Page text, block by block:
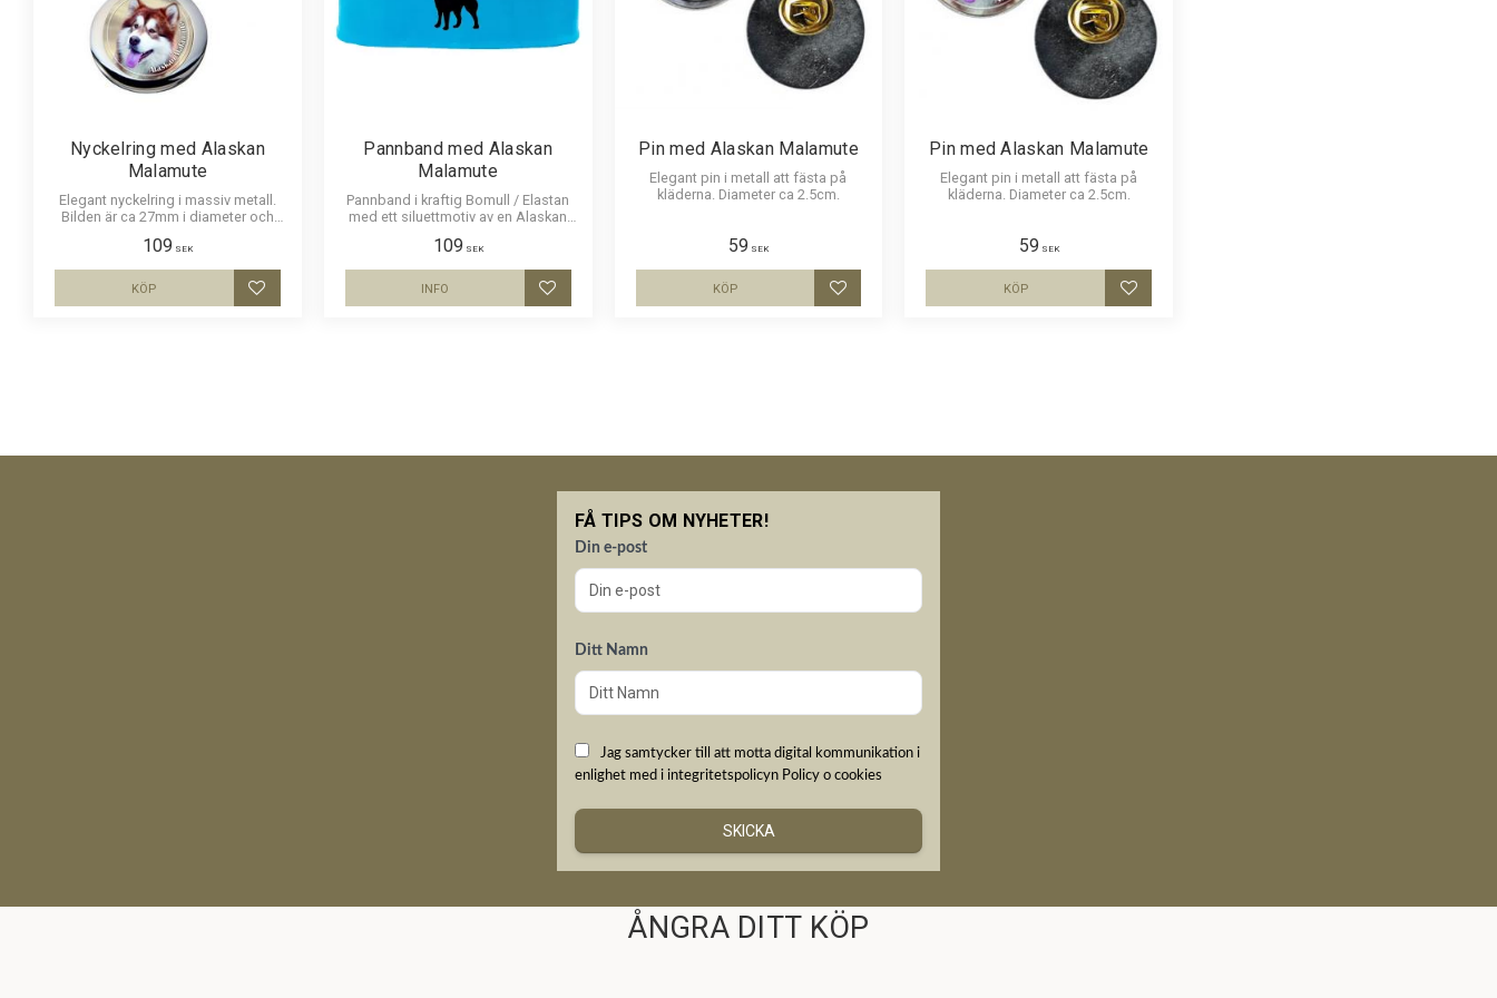
Nyckelring med Alaskan
Malamute
Elegant nyckelring i massiv metall.
Bilden är ca 27mm i diameter och
ett uttryck av djup i bilden.
109 SEK
Lägg till i favoriter
KÖP
Pannband med Alaskan
Malamute
Pannband i kraftig Bomull / Elastan
med ett siluettmotiv av en Alaskan
109 SEK
Lägg till i favoriter
INFO
Pin med Alaskan Malamute
Elegant pin i metall att fästa på
kläderna. Diameter ca 2.5cm.
59 SEK
Lägg till i favoriter
KÖP
Pin med Alaskan Malamute
Elegant pin i metall att fästa på
kläderna. Diameter ca 2.5cm.
59 SEK
Lägg till i favoriter
KÖP
FÅ TIPS OM NYHETER!
Din e-post
Ditt Namn
Jag samtycker till att motta digital kommunikation i
enlighet med i integritetspolicyn Policy o cookies
SKICKA
ÅNGRA DITT KÖP